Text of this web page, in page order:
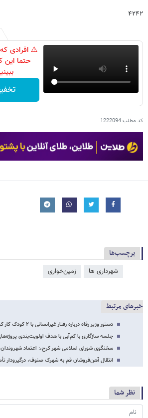
۴۲۴۲
⚠️ افرادی
حتما این
کد مطلب1222094
برچسب‌ها
شهرداری ها زمین‌خواری
خبرهای مرتبط
دستور وزیر رفاه درباره رفتار غیرانسانی با ۲ کودک کار کرمانی
جلسه سازگاری با کم‌آبی با هدف اولویت‌بندی
سخنگوی شورای اسلامی شهر کرج،: اعتماد شهروندان
انتقال آهن‌فروشان قم به شهرک صنوف، درگیرودار
نظر شما